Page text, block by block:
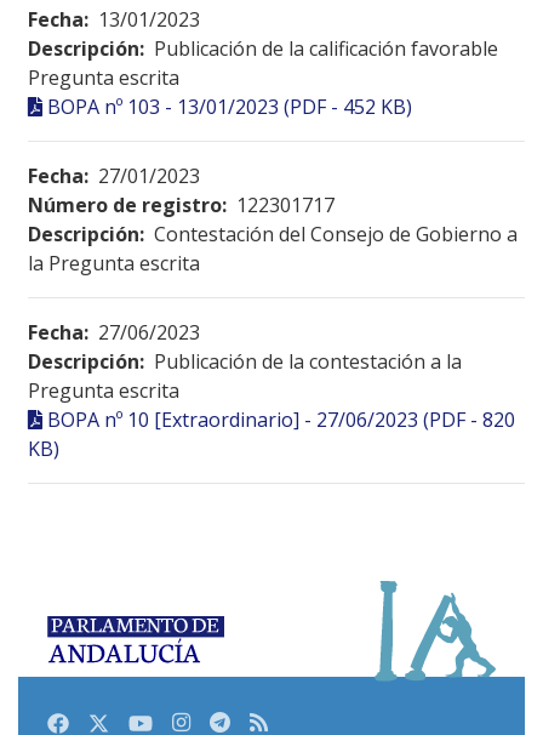
Fecha: 13/01/2023
Descripción: Publicación de la calificación favorable
Pregunta escrita
BOPA nº 103 - 13/01/2023 (PDF - 452 KB)
Fecha: 27/01/2023
Número de registro: 122301717
Descripción: Contestación del Consejo de Gobierno a
la Pregunta escrita
Fecha: 27/06/2023
Descripción: Publicación de la contestación a la
Pregunta escrita
BOPA nº 10 [Extraordinario] - 27/06/2023 (PDF - 820
KB)
FacebookTwitterYoutubeInstagram
Telegram
RSS